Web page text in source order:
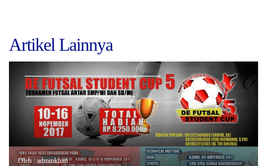
Artikel Lainnya
Oleh : adminkhan